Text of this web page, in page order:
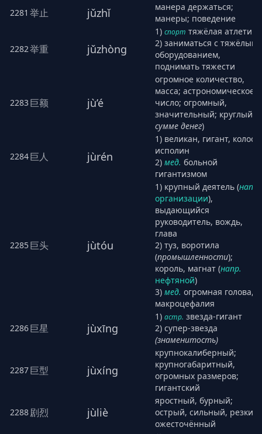
2281 举止 jǔzhǐ
манера держаться;
манеры; поведение
2282举重 jǔzhòng
1) спорт тяжёлая атлетика
2) заниматься с тяжёлым
оборудованием,
поднимать тяжести
2283巨额 jù’é
огромное количество,
масса; астрономическое
число; огромный,
значительный; круглый (
сумме денег)
2284巨人 jùrén
1) великан, гигант, колосс,
исполин
2) мед. больной
гигантизмом
2285巨头 jùtóu
1) крупный деятель (напр.
организации),
выдающийся
руководитель, вождь,
глава
2) туз, воротила
(промышленности);
король, магнат (напр.
нефтяной)
3) мед. огромная голова,
макроцефалия
2286巨星 jùxīng
1) астр. звезда-гигант
2) супер-звезда
(знаменитость)
2287巨型 jùxíng
крупнокалиберный;
крупногабаритный,
огромных размеров;
гигантский
2288剧烈 jùliè
яростный, бурный;
острый, сильный, резкий;
ожесточённый